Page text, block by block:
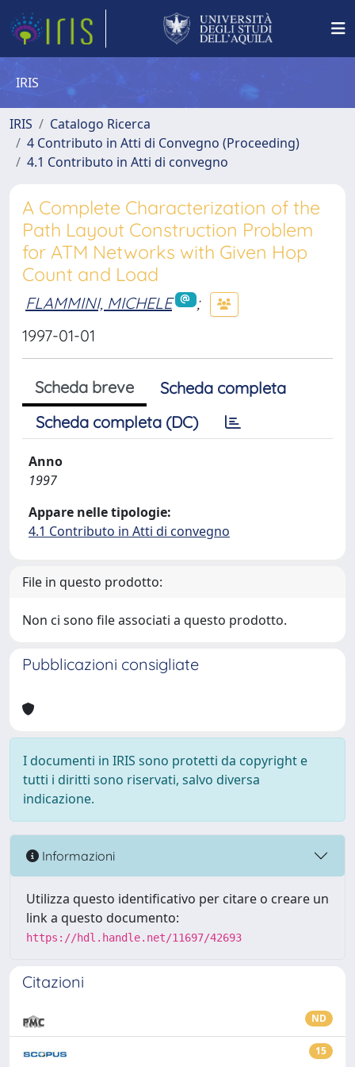
IRIS
IRIS
Catalogo Ricerca
4 Contributo in Atti di Convegno (Proceeding)
4.1 Contributo in Atti di convegno
A Complete Characterization of the
Path Layout Construction Problem
for ATM Networks with Given Hop
Count and Load
FLAMMINI, MICHELE
;
1997-01-01
Scheda breve
Scheda completa
Scheda completa (DC)
Anno
1997
Appare nelle tipologie:
4.1 Contributo in Atti di convegno
File in questo prodotto:
Non ci sono file associati a questo prodotto.
Pubblicazioni consigliate
I documenti in IRIS sono protetti da copyright e
tutti i diritti sono riservati, salvo diversa
indicazione.
Informazioni
Utilizza questo identificativo per citare o creare un
link a questo documento:
https://hdl.handle.net/11697/42693
Citazioni
ND
15